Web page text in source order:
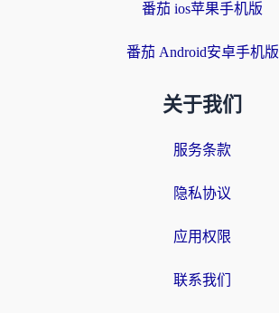
番茄 ios苹果手机版
番茄 Android安卓手机版
关于我们
服务条款
隐私协议
应用权限
联系我们